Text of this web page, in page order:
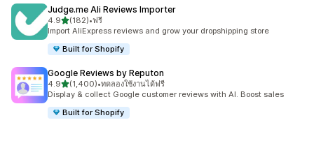
Judge.me Ali Reviews Importer
4.9เต็ม 5 ดาว
(182)
ทั้งหมด 182 รีวิว
•ฟรี
Import AliExpress reviews and grow your dropshipping store
Built for Shopify
Google Reviews by Reputon
4.9เต็ม 5 ดาว
(1,400)
ทั้งหมด 1400 รีวิว
•ทดลองใช้งานได้ฟรี
Display & collect Google customer reviews with AI. Boost sales
Built for Shopify